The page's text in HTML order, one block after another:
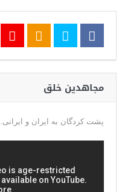
مجاهدین خلق
پشت کردگان به ایران و ایرانی.